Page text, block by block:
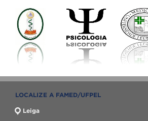
LOCALIZE A FAMED/UFPEL
Leiga